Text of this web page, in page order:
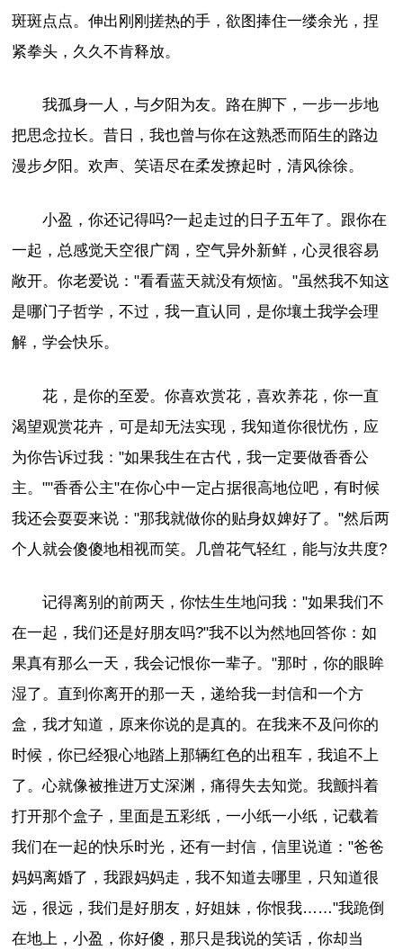
斑斑点点。伸出刚刚搓热的手，欲图捧住一缕余光，捏
紧拳头，久久不肯释放。
我孤身一人，与夕阳为友。路在脚下，一步一步地
把思念拉长。昔日，我也曾与你在这熟悉而陌生的路边
漫步夕阳。欢声、笑语尽在柔发撩起时，清风徐徐。
小盈，你还记得吗?一起走过的日子五年了。跟你在
一起，总感觉天空很广阔，空气异外新鲜，心灵很容易
敞开。你老爱说："看看蓝天就没有烦恼。"虽然我不知这
是哪门子哲学，不过，我一直认同，是你壤土我学会理
解，学会快乐。
花，是你的至爱。你喜欢赏花，喜欢养花，你一直
渴望观赏花卉，可是却无法实现，我知道你很忧伤，应
为你告诉过我："如果我生在古代，我一定要做香香公
主。""香香公主"在你心中一定占据很高地位吧，有时候
我还会耍耍来说："那我就做你的贴身奴婢好了。"然后两
个人就会傻傻地相视而笑。几曾花气轻红，能与汝共度?
记得离别的前两天，你怯生生地问我："如果我们不
在一起，我们还是好朋友吗?"我不以为然地回答你：如
果真有那么一天，我会记恨你一辈子。"那时，你的眼眸
湿了。直到你离开的那一天，递给我一封信和一个方
盒，我才知道，原来你说的是真的。在我来不及问你的
时候，你已经狠心地踏上那辆红色的出租车，我追不上
了。心就像被推进万丈深渊，痛得失去知觉。我颤抖着
打开那个盒子，里面是五彩纸，一小纸一小纸，记载着
我们在一起的快乐时光，还有一封信，信里说道："爸爸
妈妈离婚了，我跟妈妈走，我不知道去哪里，只知道很
远，很远，我们是好朋友，好姐妹，你恨我……"我跪倒
在地上，小盈，你好傻，那只是我说的笑话，你却当